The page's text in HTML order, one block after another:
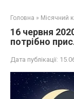
Головна » Місячний
16 червня
потрібно
Дата публікації: